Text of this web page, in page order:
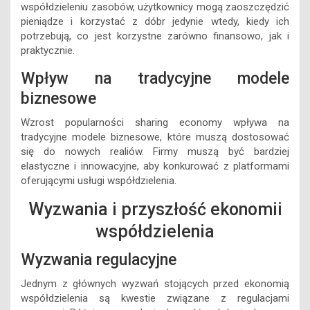
współdzieleniu zasobów, użytkownicy mogą zaoszczędzić
pieniądze i korzystać z dóbr jedynie wtedy, kiedy ich
potrzebują, co jest korzystne zarówno finansowo, jak i
praktycznie.
Wpływ na tradycyjne modele
biznesowe
Wzrost popularności sharing economy wpływa na
tradycyjne modele biznesowe, które muszą dostosować
się do nowych realiów. Firmy muszą być bardziej
elastyczne i innowacyjne, aby konkurować z platformami
oferującymi usługi współdzielenia.
Wyzwania i przyszłość ekonomii
współdzielenia
Wyzwania regulacyjne
Jednym z głównych wyzwań stojących przed ekonomią
współdzielenia są kwestie związane z regulacjami